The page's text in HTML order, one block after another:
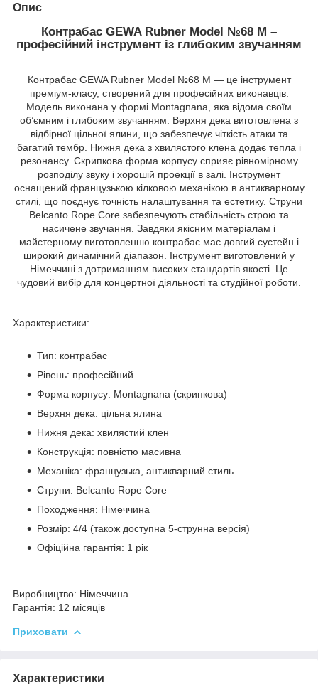
Опис
Контрабас GEWA Rubner Model №68 M –
професійний інструмент із глибоким звучанням
Контрабас GEWA Rubner Model №68 M — це інструмент
преміум-класу, створений для професійних виконавців.
Модель виконана у формі Montagnana, яка відома своїм
об’ємним і глибоким звучанням. Верхня дека виготовлена з
відбірної цільної ялини, що забезпечує чіткість атаки та
багатий тембр. Нижня дека з хвилястого клена додає тепла і
резонансу. Скрипкова форма корпусу сприяє рівномірному
розподілу звуку і хорошій проекції в залі. Інструмент
оснащений французькою кілковою механікою в антикварному
стилі, що поєднує точність налаштування та естетику. Струни
Belcanto Rope Core забезпечують стабільність строю та
насичене звучання. Завдяки якісним матеріалам і
майстерному виготовленню контрабас має довгий сустейн і
широкий динамічний діапазон. Інструмент виготовлений у
Німеччині з дотриманням високих стандартів якості. Це
чудовий вибір для концертної діяльності та студійної роботи.
Характеристики:
Тип: контрабас
Рівень: професійний
Форма корпусу: Montagnana (скрипкова)
Верхня дека: цільна ялина
Нижня дека: хвилястий клен
Конструкція: повністю масивна
Механіка: французька, антикварний стиль
Струни: Belcanto Rope Core
Походження: Німеччина
Розмір: 4/4 (також доступна 5-струнна версія)
Офіційна гарантія: 1 рік
Виробництво: Німеччина
Гарантія: 12 місяців
Приховати
Характеристики